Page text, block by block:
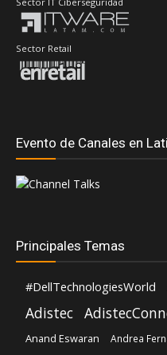
Sector Retail
Evento de Canales en
Principales Temas
#DellTechnologiesWorld
Adistec
Anand Eswaran Andrea